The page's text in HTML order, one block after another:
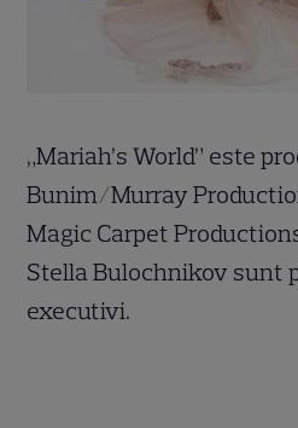
„Mariah’s World” este
Bunim/Murray
Magic Carpet
Stella Bulochnikov sunt
executivi.